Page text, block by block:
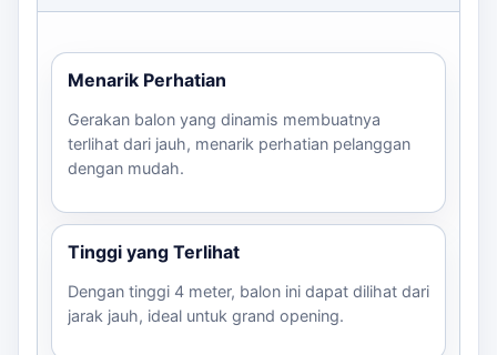
desain dan pemesanan. Kami dapat dihubungi untuk
Anda membuat promosi yang sukses!
Menarik Perhatian
Gerakan balon yang dinamis membuatnya
terlihat dari jauh, menarik perhatian pelanggan
dengan mudah.
Tinggi yang Terlihat
Dengan tinggi 4 meter, balon ini dapat dilihat dari
jarak jauh, ideal untuk grand opening.